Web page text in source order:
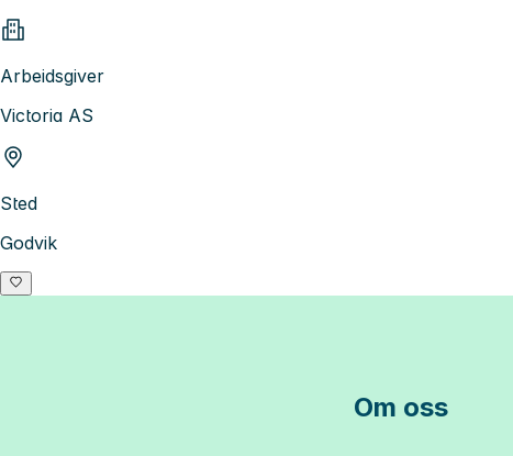
Arbeidsgiver
Victoria AS
Sted
Godvik
Om oss